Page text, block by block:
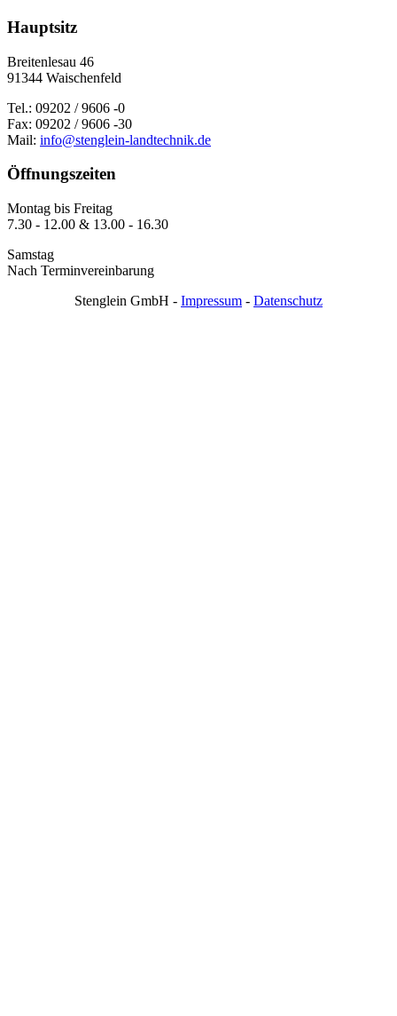
Hauptsitz
Breitenlesau 46
91344 Waischenfeld
Tel.: 09202 / 9606 -0
Fax: 09202 / 9606 -30
Mail: info@stenglein-landtechnik.de
Öffnungszeiten
Montag bis Freitag
7.30 - 12.00 & 13.00 - 16.30
Samstag
Nach Terminvereinbarung
Stenglein GmbH - Impressum - Datenschutz